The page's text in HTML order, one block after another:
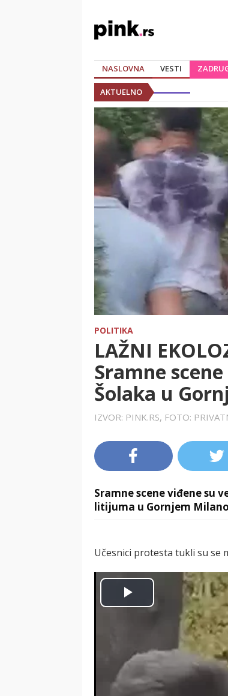
NASLOVNA VESTI
AKTUELNO
POLITIKA
LAŽNI
Sramne
Šolaka u
IZVOR: PINK.RS, FOTO:
Sramne scene viđene su
litijuma u Gornjem
Učesnici protesta tukli su se
Play